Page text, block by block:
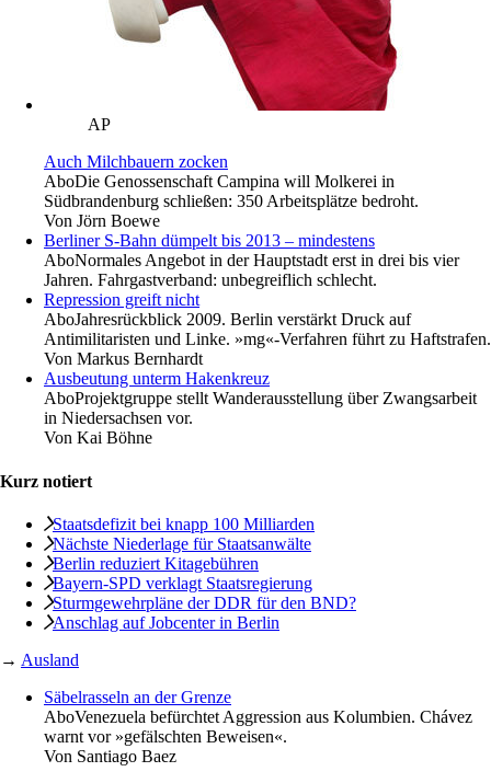
AP
Auch Milchbauern zocken
AboDie Genossenschaft Campina will Molkerei in
Südbrandenburg schließen: 350 Arbeitsplätze bedroht.
Von Jörn Boewe
Berliner S-Bahn dümpelt bis 2013 – mindestens
AboNormales Angebot in der Hauptstadt erst in drei bis vier
Jahren. Fahrgastverband: unbegreiflich schlecht.
Repression greift nicht
AboJahresrückblick 2009. Berlin verstärkt Druck auf
Antimilitaristen und Linke. »mg«-Verfahren führt zu Haftstrafen.
Von Markus Bernhardt
Ausbeutung unterm Hakenkreuz
AboProjektgruppe stellt Wanderausstellung über Zwangsarbeit
in Niedersachsen vor.
Von Kai Böhne
Kurz notiert
Staatsdefizit bei knapp 100 Milliarden
Nächste Niederlage für Staatsanwälte
Berlin reduziert Kitagebühren
Bayern-SPD verklagt Staatsregierung
Sturmgewehrpläne der DDR für den BND?
Anschlag auf Jobcenter in Berlin
→ Ausland
Säbelrasseln an der Grenze
AboVenezuela befürchtet Aggression aus Kolumbien. Chávez
warnt vor »gefälschten Beweisen«.
Von Santiago Baez